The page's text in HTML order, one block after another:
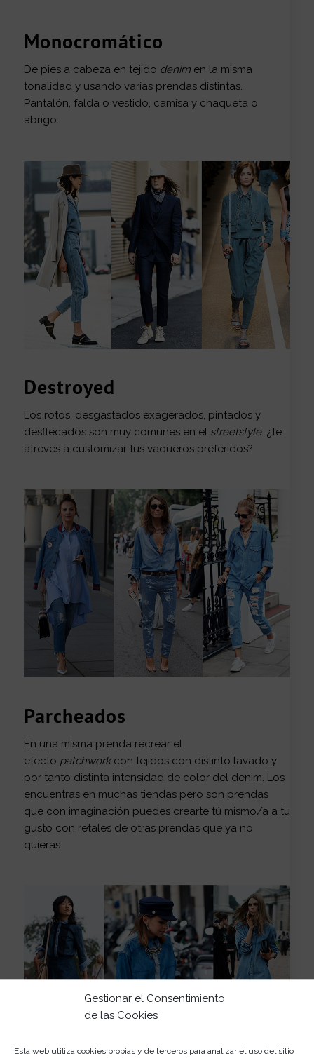
Gestionar el Consentimiento
de las Cookies
Esta web utiliza cookies propias y de terceros para analizar el uso del sitio
Monocromático
De pies a cabeza en tejido denimen la misma
tonalidad y usando varias prendas distintas.
Pantalón, falda o vestido, camisa y chaqueta o
abrigo.
Destroyed
Los rotos, desgastados exagerados, pintados y
desflecados son muy comunes en el streetstyle. ¿Te
atreves a customizar tus vaqueros preferidos?
Parcheados
En una misma prenda recrear el
efecto patchworkcon tejidos con distinto lavado y
por tanto distinta intensidad de color del denim. Los
encuentras en muchas tiendas pero son prendas
que con imaginación puedes crearte tú mismo/a a tu
gusto con retales de otras prendas que ya no
quieras.